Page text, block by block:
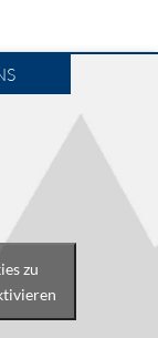
zu